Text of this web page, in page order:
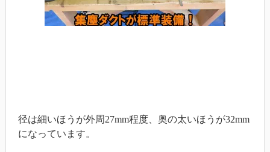
径は細いほうが外周27mm程度、奥の太いほうが32mm
になっています。